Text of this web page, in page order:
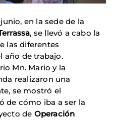
en la sede de la
, se llevó a cabo la
las diferentes
año de trabajo.
Mn. Mario y la
realizaron una
se mostró el
de cómo iba a ser la
de Operación